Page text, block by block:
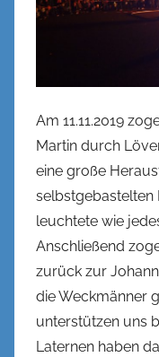
Am 11.11.2019
Martin durch
eine große
selbstgebastelten
leuchtete wie
Anschließend
zurück zur
die Weckmänner
unterstützen uns
Laternen haben